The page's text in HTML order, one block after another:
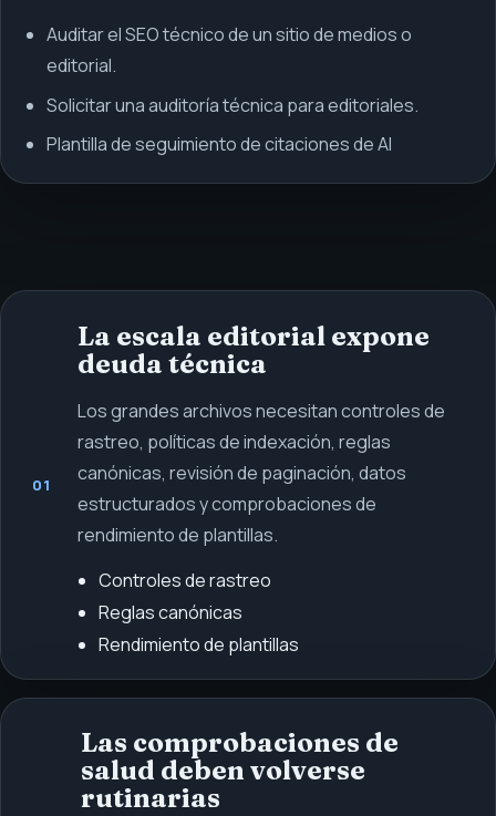
Auditar el SEO técnico de un sitio de medios o
editorial.
Solicitar una auditoría técnica para editoriales.
Plantilla de seguimiento de citaciones de AI
01
La escala editorial expone
deuda técnica
Los grandes archivos necesitan controles de
rastreo, políticas de indexación, reglas
canónicas, revisión de paginación, datos
estructurados y comprobaciones de
rendimiento de plantillas.
Controles de rastreo
Reglas canónicas
Rendimiento de plantillas
Las comprobaciones de
salud deben volverse
rutinarias